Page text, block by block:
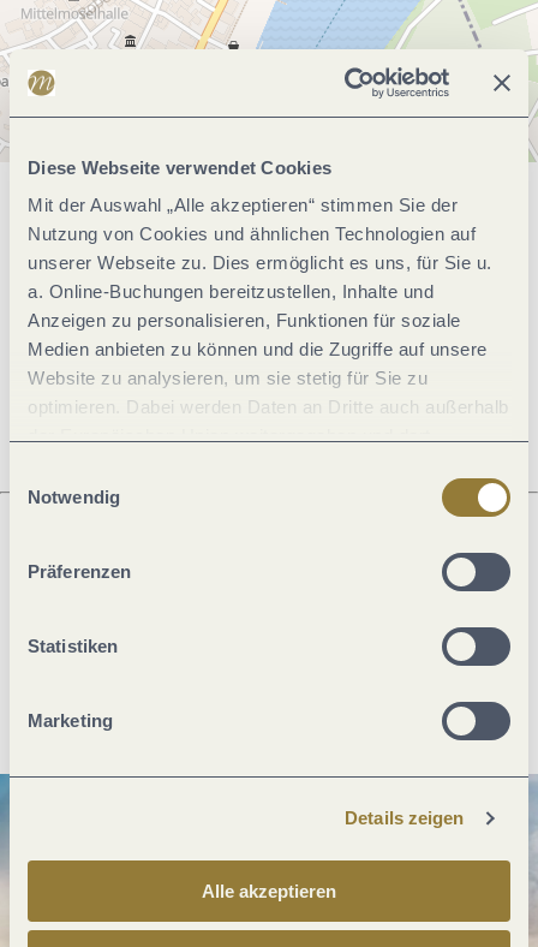
Diese Webseite verwendet Cookies
Mit der Auswahl „Alle akzeptieren“ stimmen Sie der
Nutzung von Cookies und ähnlichen Technologien auf
unserer Webseite zu. Dies ermöglicht es uns, für Sie u.
a. Online-Buchungen bereitzustellen, Inhalte und
Anzeigen zu personalisieren, Funktionen für soziale
Medien anbieten zu können und die Zugriffe auf unsere
Website zu analysieren, um sie stetig für Sie zu
optimieren. Dabei werden Daten an Dritte auch außerhalb
jederzeit widerrufen werden. Mit der Auswahl "Alle
ablehnen" kann es zu Beeinträchtigungen in der Nutzung
Notwendig
Präferenzen
Statistiken
Marketing
Details zeigen
Alle akzeptieren
Allgemeine Informationen
Öffnungszeiten
Ruhetage
Was möchtest du als nächstes tun?
PDF erzeugen